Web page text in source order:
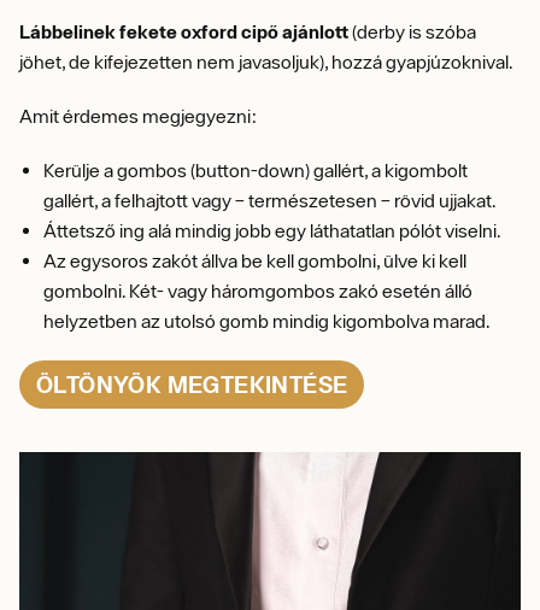
Lábbelinek fekete oxford cipő ajánlott(derby is szóba
jöhet, de kifejezetten nem javasoljuk), hozzá gyapjúzoknival.
Amit érdemes megjegyezni:
Kerülje a gombos (button-down) gallért, a kigombolt
gallért, a felhajtott vagy – természetesen – rövid ujjakat.
Áttetsző ing alá mindig jobb egy láthatatlan pólót viselni.
Az egysoros zakót állva be kell gombolni, ülve ki kell
gombolni. Két- vagy háromgombos zakó esetén álló
helyzetben az utolsó gomb mindig kigombolva marad.
ÖLTÖNYÖK MEGTEKINTÉSE